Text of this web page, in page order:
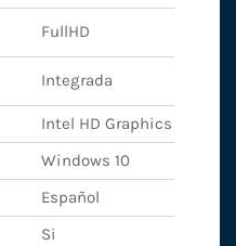
FullHD
Integrada
Intel HD Graphics
Windows 10
Español
Si